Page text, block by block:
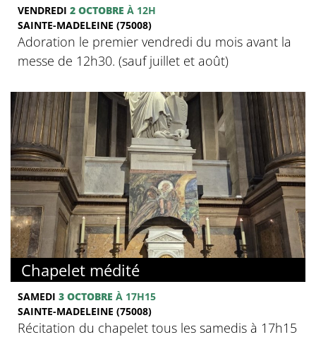
VENDREDI 2 OCTOBRE À 12H
SAINTE-MADELEINE (75008)
Adoration le premier vendredi du mois avant la
messe de 12h30. (sauf juillet et août)
Chapelet médité
SAMEDI 3 OCTOBRE À 17H15
SAINTE-MADELEINE (75008)
Récitation du chapelet tous les samedis à 17h15